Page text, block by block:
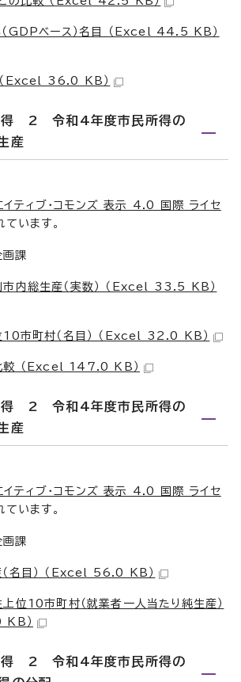
GDPベース）名目 （Excel 44.5 KB）
Excel 36.0 KB）
得 2 令和4年度市民所得の
産
イティブ・コモンズ 表示 4.0 国際 ライセ
います。
画課
内総生産（実数） （Excel 33.5 KB）
市町村（名目） （Excel 32.0 KB）
較 （Excel 147.0 KB）
得 2 令和4年度市民所得の
産
イティブ・コモンズ 表示 4.0 国際 ライセ
います。
画課
名目） （Excel 56.0 KB）
位10市町村（就業者一人当たり純生産）
）
得 2 令和4年度市民所得の